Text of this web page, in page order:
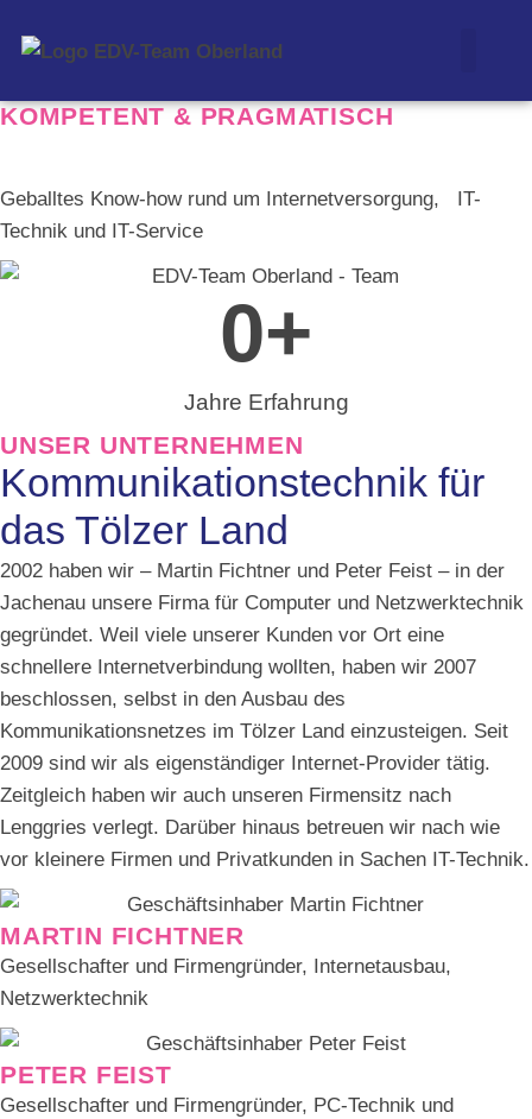
KOMPETENT & PRAGMATISCH
Geballtes Know-how rund um Internetversorgung, IT-
Technik und IT-Service
Jahre Erfahrung
0+
UNSER UNTERNEHMEN
Kommunikationstechnik für
das Tölzer Land
2002 haben wir – Martin Fichtner und Peter Feist – in der
Jachenau unsere Firma für Computer und Netzwerktechnik
gegründet. Weil viele unserer Kunden vor Ort eine
schnellere Internetverbindung wollten, haben wir 2007
beschlossen, selbst in den Ausbau des
Kommunikationsnetzes im Tölzer Land einzusteigen. Seit
2009 sind wir als eigenständiger Internet-Provider tätig.
Zeitgleich haben wir auch unseren Firmensitz nach
Lenggries verlegt. Darüber hinaus betreuen wir nach wie
vor kleinere Firmen und Privatkunden in Sachen IT-Technik.
MARTIN FICHTNER
Gesellschafter und Firmengründer, Internetausbau,
Netzwerktechnik
PETER FEIST
Gesellschafter und Firmengründer, PC-Technik und